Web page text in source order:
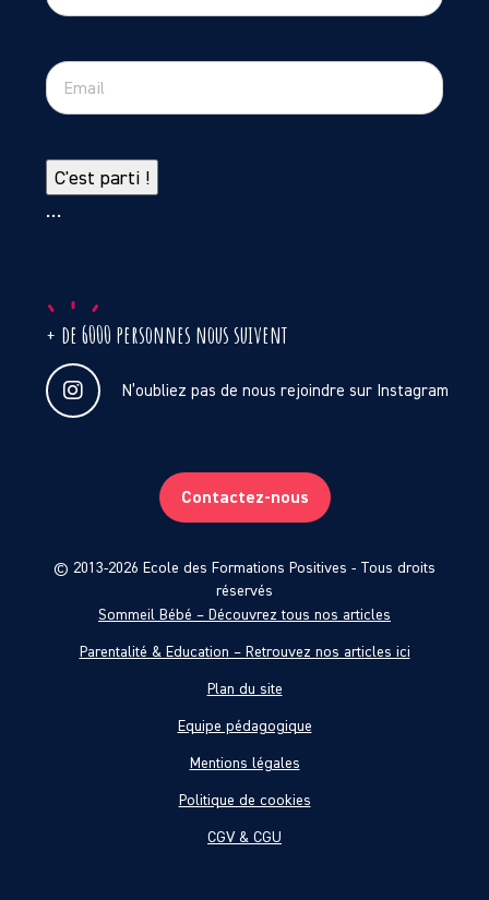
C'est parti !
…
+ de 6000 personnes nous suivent
N’oubliez pas de nous rejoindre sur Instagram
Contactez-nous
© 2013-2026 Ecole des Formations Positives - Tous droits
réservés
Sommeil Bébé – Découvrez tous nos articles
Parentalité & Education – Retrouvez nos articles ici
Plan du site
Equipe pédagogique
Mentions légales
Politique de cookies
CGV & CGU